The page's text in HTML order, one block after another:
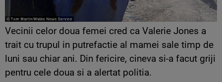
Vecinii celor doua femei cred ca Valerie Jones a
trait cu trupul in putrefactie al mamei sale timp de
luni sau chiar ani. Din fericire, cineva si-a facut griji
pentru cele doua si a alertat politia.